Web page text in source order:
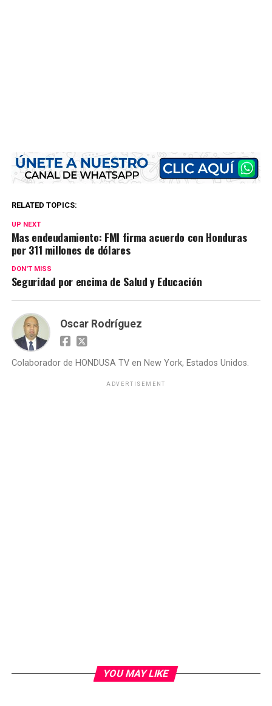
RELATED TOPICS:
UP NEXT
Mas endeudamiento: FMI firma acuerdo con Honduras
por 311 millones de dólares
DON'T MISS
Seguridad por encima de Salud y Educación
Oscar Rodríguez
Colaborador de HONDUSA TV en New York, Estados Unidos.
ADVERTISEMENT
YOU MAY LIKE